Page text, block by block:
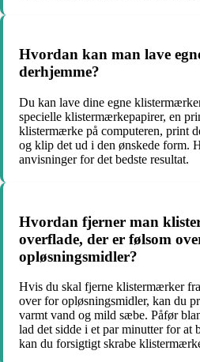
Hvordan kan man lave
derhjemme?
Du kan lave dine egne
specielle klistermærkepapirer, en
klistermærke på computeren, print
og klip det ud i den ønskede form.
anvisninger for det bedste resultat.
Hvordan fjerner man
overflade, der er følsom
opløsningsmidler?
Hvis du skal fjerne klistermærker
over for opløsningsmidler, kan du
varmt vand og mild sæbe. Påfør
lad det sidde i et par minutter for at
kan du forsigtigt skrabe